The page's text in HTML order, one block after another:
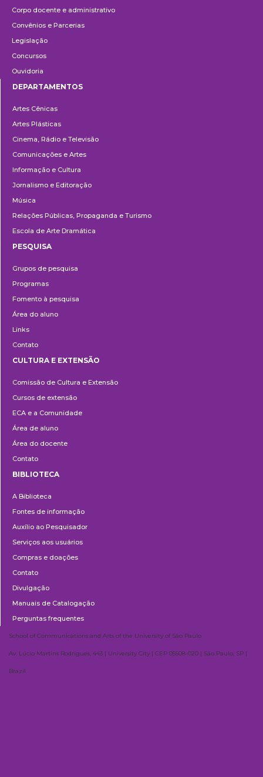
Corpo docente e administrativo
Convênios e Parcerias
Legislação
Concursos
Ouvidoria
DEPARTAMENTOS
Artes Cênicas
Artes Plásticas
Cinema, Rádio e Televisão
Comunicações e Artes
Informação e Cultura
Jornalismo e Editoração
Música
Relações Públicas, Propaganda e Turismo
Escola de Arte Dramática
PESQUISA
Grupos de pesquisa
Programas
Fomento à pesquisa
Área do aluno
Links
Contato
e
Extensão
CULTURA E EXTENSÃO
Comissão de Cultura e Extensão
Cursos de extensão
ECA e a Comunidade
Área de aluno
Área do docente
Contato
BIBLIOTECA
A Biblioteca
Fontes de informação
Auxílio ao Pesquisador
Serviços aos usuários
Compras e doações
Contato
Divulgação
Manuais de Catalogação
Perguntas frequentes
School of Communications and Arts of the University of São Paulo
Av. Lúcio Martins Rodrigues, 443 | University City | CEP 05508-020 | São Paulo, SP |
Brazil